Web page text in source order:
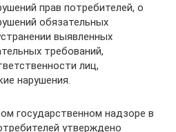
прав потребителей, о
обязательных
выявленных
требований,
лиц,
нарушения.
государственном надзоре в
утверждено